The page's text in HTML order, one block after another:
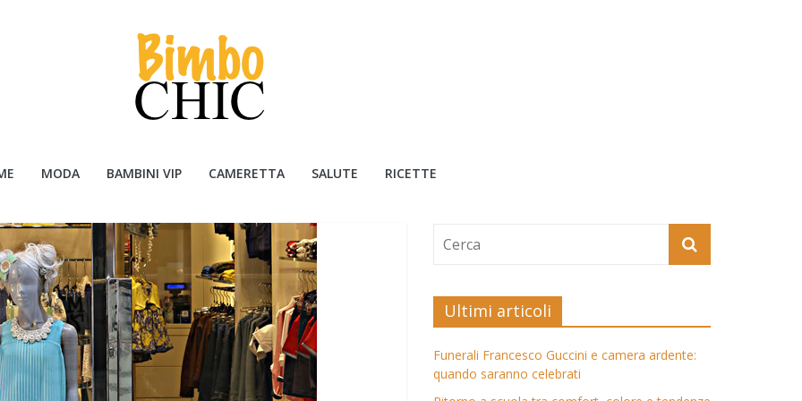
MODA BAMBINI VIP CAMERETTA SALUTE RICETTE
Ultimi articoli
Funerali Francesco Guccini e camera ardente:
quando saranno celebrati